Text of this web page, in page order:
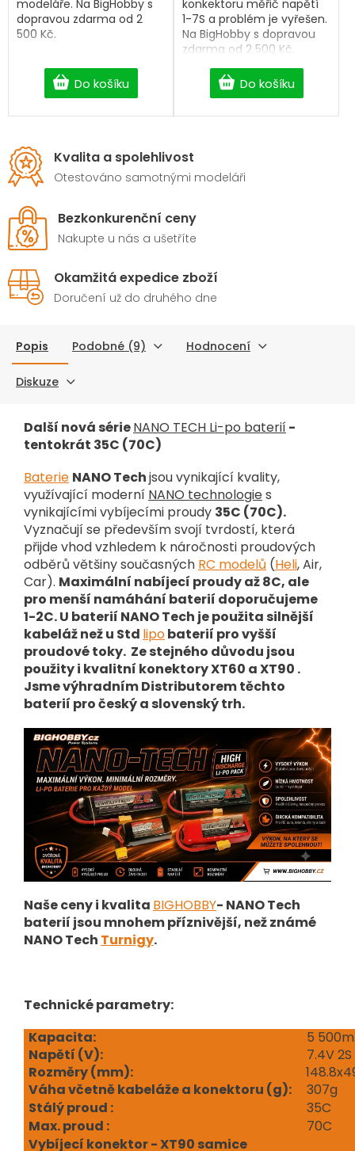
Do košíku
modeláře. Na BigHobby s
dopravou zdarma od 2
500 Kč.
Do košíku
konkektoru měřič napětí
1-7S a problém je vyřešen.
Na BigHobby s dopravou
zdarma od 2 500 Kč.
Kvalita a spolehlivost
Otestováno samotnými modeláři
Bezkonkurenční ceny
Nakupte u nás a ušetříte
Okamžitá expedice zboží
Doručení už do druhého dne
Popis Podobné (9) Hodnocení
Diskuze
Další nová sérieNANO TECH Li-po baterií-
tentokrát 35C (70C)
Baterie NANO Techjsou vynikající kvality,
využívající moderní NANO technologies
vynikajícími vybíjecími proudy 35C (70C).
Vyznačují se především svojí tvrdostí, která
přijde vhod vzhledem k náročnosti proudových
odběrů většiny současných RC modelů (Heli, Air,
Car). Maximální nabíjecí proudy až 8C, ale
pro menší namáhání baterií doporučujeme
1-2C. U baterií NANO Tech je použita silnější
kabeláž než u Std lipobaterií pro vyšší
proudové toky. Ze stejného důvodu jsou
použity i kvalitní konektory XT60 a XT90 .
Jsme výhradním Distributorem těchto
baterií pro český a slovenský trh.
Naše ceny i kvalita BIGHOBBY- NANO Tech
baterií jsou mnohem příznivější, než známé
NANO Tech Turnigy.
Technické parametry:
Kapacita:
5
Napětí (V):
7.4V 2S
Rozměry (mm):
Váha včetně kabeláže a konektoru (g):
307g
Stálý proud :
35C
Max. proud :
70C
Vybíjecí konektor - XT90 samice